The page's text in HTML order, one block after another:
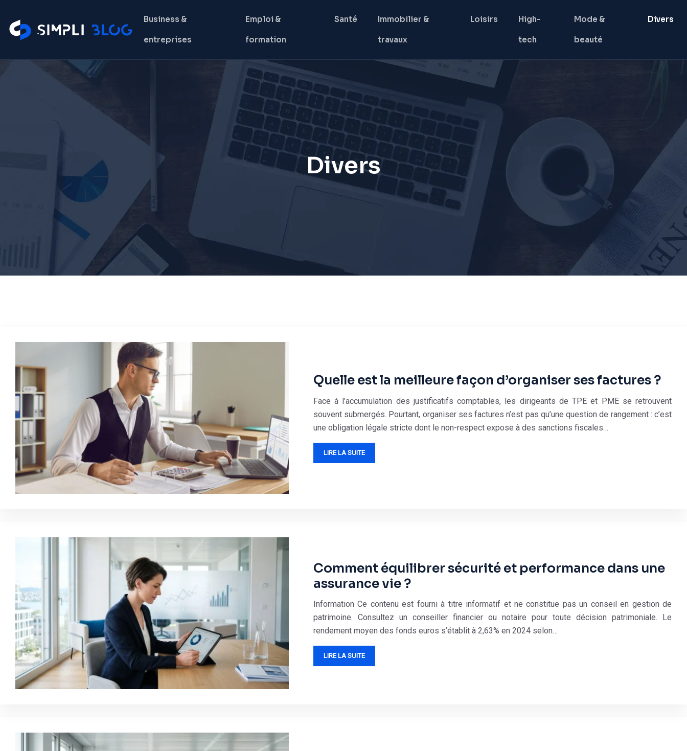
Business &
entreprises
Emploi &
formation
Santé Immobilier &
travaux
Loisirs High-
tech
Mode &
beauté
Divers
Divers
Quelle est la meilleure façon d’organiser ses factures ?
Face à l’accumulation des justificatifs comptables, les dirigeants de TPE et PME se retrouvent
souvent submergés. Pourtant, organiser ses factures n’est pas qu’une question de rangement : c’est
une obligation légale stricte dont le non-respect expose à des sanctions fiscales…
LIRE LA SUITE
Comment équilibrer sécurité et performance dans une
assurance vie ?
Information Ce contenu est fourni à titre informatif et ne constitue pas un conseil en gestion de
patrimoine. Consultez un conseiller financier ou notaire pour toute décision patrimoniale. Le
rendement moyen des fonds euros s’établit à 2,63% en 2024 selon…
LIRE LA SUITE